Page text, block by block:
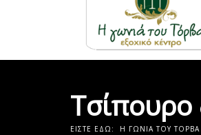
Τσίπουρο
ΕΊΣΤΕ ΕΔΏ: Η ΓΩΝΙΑ ΤΟΥ ΤΟΡΒΑ